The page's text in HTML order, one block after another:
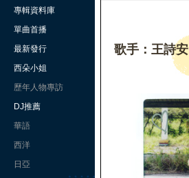
專輯資料庫
單曲首播
最新發行
西朵小姐
歷年人物專訪
DJ推薦
華語
西洋
日亞
歌手：王詩安